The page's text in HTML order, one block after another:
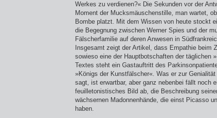
Werkes zu verdienen?« Die Sekunden vor der
Moment der Mucksmäuschenstille, man wartet,
Bombe platzt. Mit dem Wissen von heute stockt
die Begegnung zwischen Werner Spies und der
Fälscherfamilie auf deren Anwesen in
Insgesamt zeigt der Artikel, dass Empathie beim
sowieso eine der Hauptbotschaften der täglichen
Textes steht ein Gastauftritt des
»Königs der Kunstfälscher«. Was er zur
sagt, ist erwartbar, aber ganz nebenbei fällt noch
feuilletonistisches Bild ab, die Beschreibung
wächsernen Madonnenhände, die einst Picasso
haben.